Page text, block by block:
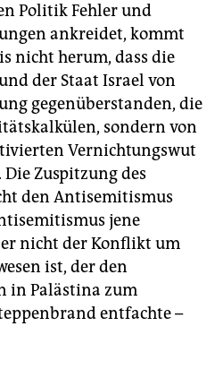
Politik Fehler und
ankreidet, kommt
nicht herum, dass die
der Staat Israel von
gegenüberstanden, die
sondern von
Vernichtungswut
Zuspitzung des
den Antisemitismus
jene
nicht der Konflikt um
ist, der den
in Palästina zum
entfachte –